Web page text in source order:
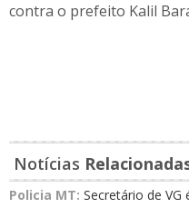
contra o prefeito Kalil
Notícias
Policia MT: Secretário de VG